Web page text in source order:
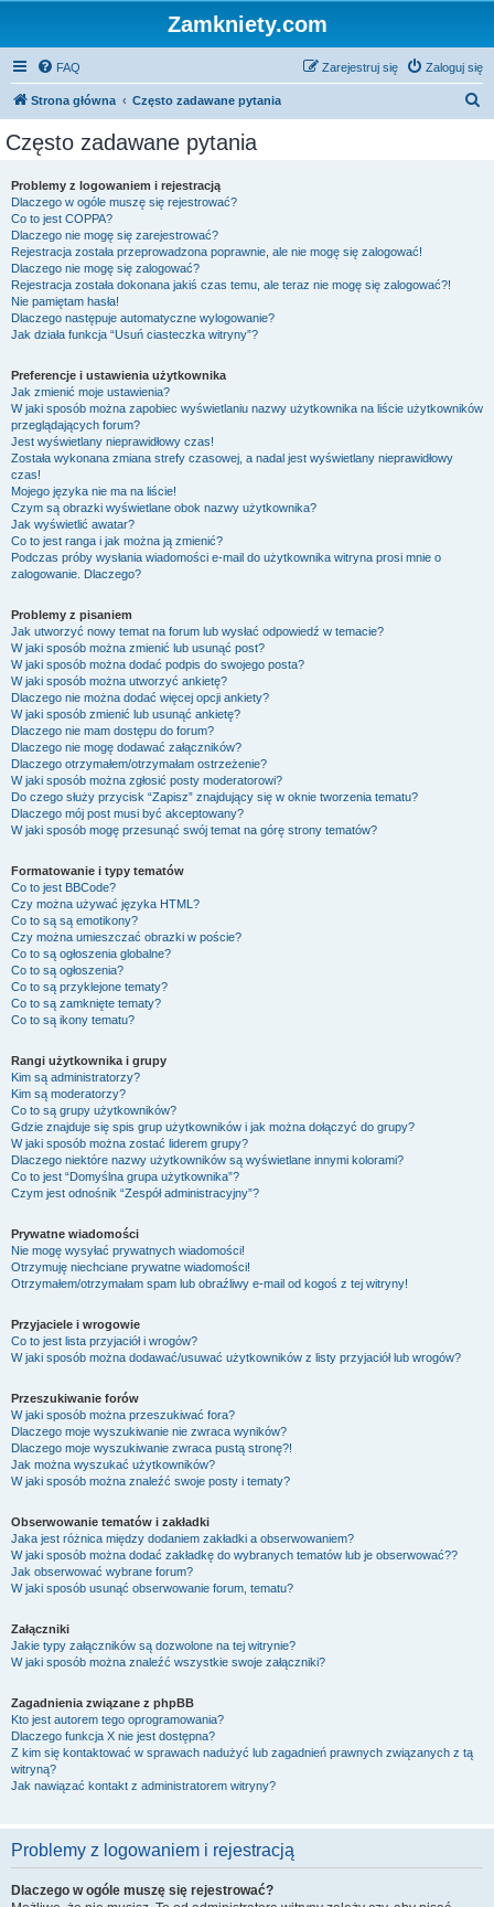
Zamkniety.com
FAQ Zaloguj się
Zarejestruj się
Strona główna Często zadawane pytania
Często zadawane pytania
Problemy z logowaniem i rejestracją
Dlaczego w ogóle muszę się rejestrować?
Co to jest COPPA?
Dlaczego nie mogę się zarejestrować?
Rejestracja została przeprowadzona poprawnie, ale nie mogę się zalogować!
Dlaczego nie mogę się zalogować?
Rejestracja została dokonana jakiś czas temu, ale teraz nie mogę się zalogować?!
Nie pamiętam hasła!
Dlaczego następuje automatyczne wylogowanie?
Jak działa funkcja “Usuń ciasteczka witryny”?
Preferencje i ustawienia użytkownika
Jak zmienić moje ustawienia?
W jaki sposób można zapobiec wyświetlaniu nazwy użytkownika na liście użytkowników
przeglądających forum?
Jest wyświetlany nieprawidłowy czas!
Została wykonana zmiana strefy czasowej, a nadal jest wyświetlany nieprawidłowy
czas!
Mojego języka nie ma na liście!
Czym są obrazki wyświetlane obok nazwy użytkownika?
Jak wyświetlić awatar?
Co to jest ranga i jak można ją zmienić?
Podczas próby wysłania wiadomości e-mail do użytkownika witryna prosi mnie o
zalogowanie. Dlaczego?
Problemy z pisaniem
Jak utworzyć nowy temat na forum lub wysłać odpowiedź w temacie?
W jaki sposób można zmienić lub usunąć post?
W jaki sposób można dodać podpis do swojego posta?
W jaki sposób można utworzyć ankietę?
Dlaczego nie można dodać więcej opcji ankiety?
W jaki sposób zmienić lub usunąć ankietę?
Dlaczego nie mam dostępu do forum?
Dlaczego nie mogę dodawać załączników?
Dlaczego otrzymałem/otrzymałam ostrzeżenie?
W jaki sposób można zgłosić posty moderatorowi?
Do czego służy przycisk “Zapisz” znajdujący się w oknie tworzenia tematu?
Dlaczego mój post musi być akceptowany?
W jaki sposób mogę przesunąć swój temat na górę strony tematów?
Formatowanie i typy tematów
Co to jest BBCode?
Czy można używać języka HTML?
Co to są są emotikony?
Czy można umieszczać obrazki w poście?
Co to są ogłoszenia globalne?
Co to są ogłoszenia?
Co to są przyklejone tematy?
Co to są zamknięte tematy?
Co to są ikony tematu?
Rangi użytkownika i grupy
Kim są administratorzy?
Kim są moderatorzy?
Co to są grupy użytkowników?
Gdzie znajduje się spis grup użytkowników i jak można dołączyć do grupy?
W jaki sposób można zostać liderem grupy?
Dlaczego niektóre nazwy użytkowników są wyświetlane innymi kolorami?
Co to jest “Domyślna grupa użytkownika”?
Czym jest odnośnik “Zespół administracyjny”?
Prywatne wiadomości
Nie mogę wysyłać prywatnych wiadomości!
Otrzymuję niechciane prywatne wiadomości!
Otrzymałem/otrzymałam spam lub obraźliwy e-mail od kogoś z tej witryny!
Przyjaciele i wrogowie
Co to jest lista przyjaciół i wrogów?
W jaki sposób można dodawać/usuwać użytkowników z listy przyjaciół lub wrogów?
Przeszukiwanie forów
W jaki sposób można przeszukiwać fora?
Dlaczego moje wyszukiwanie nie zwraca wyników?
Dlaczego moje wyszukiwanie zwraca pustą stronę?!
Jak można wyszukać użytkowników?
W jaki sposób można znaleźć swoje posty i tematy?
Obserwowanie tematów i zakładki
Jaka jest różnica między dodaniem zakładki a obserwowaniem?
W jaki sposób można dodać zakładkę do wybranych tematów lub je obserwować??
Jak obserwować wybrane forum?
W jaki sposób usunąć obserwowanie forum, tematu?
Załączniki
Jakie typy załączników są dozwolone na tej witrynie?
W jaki sposób można znaleźć wszystkie swoje załączniki?
Zagadnienia związane z phpBB
Kto jest autorem tego oprogramowania?
Dlaczego funkcja X nie jest dostępna?
Z kim się kontaktować w sprawach nadużyć lub zagadnień prawnych związanych z tą
witryną?
Jak nawiązać kontakt z administratorem witryny?
Problemy z logowaniem i rejestracją
Dlaczego w ogóle muszę się rejestrować?